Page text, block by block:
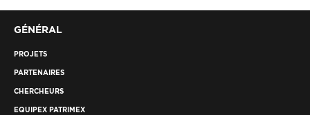
GÉNÉRAL
PROJETS
PARTENAIRES
CHERCHEURS
EQUIPEX PATRIMEX